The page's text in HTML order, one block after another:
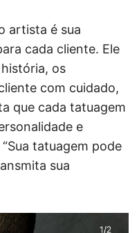
artista é sua
cada cliente. Ele
os
com cuidado,
que cada tatuagem
e
tatuagem pode
sua